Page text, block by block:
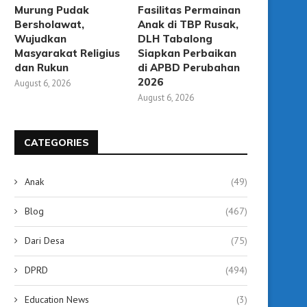
Murung Pudak
Bersholawat,
Wujudkan
Masyarakat Religius
dan Rukun
August 6, 2026
Fasilitas Permainan
Anak di TBP Rusak,
DLH Tabalong
Siapkan Perbaikan
di APBD Perubahan
2026
August 6, 2026
CATEGORIES
Anak (49)
Blog (467)
Dari Desa (75)
DPRD (494)
Education News (3)